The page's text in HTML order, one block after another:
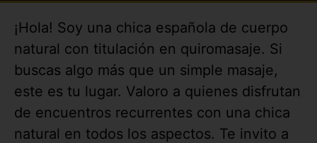
¡Hola! Soy una chica española de cuerpo
natural con titulación en quiromasaje. Si
buscas algo más que un simple masaje,
este es tu lugar. Valoro a quienes disfrutan
de encuentros recurrentes con una chica
natural en todos los aspectos. Te invito a